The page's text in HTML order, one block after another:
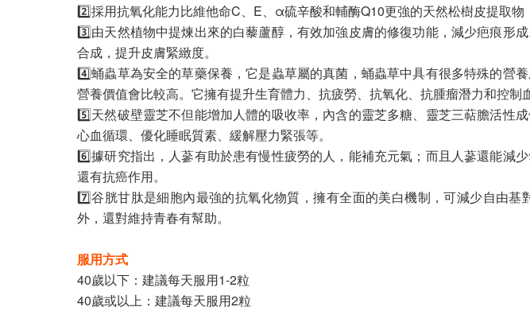
2️⃣採用抗氧化能力比維他命C、E、α硫辛酸和輔酶Q10更強的天然松樹皮提取物
3️⃣由天然植物中提煉出來的白藜蘆醇，有效加強皮膚的修復功能，減少疤痕形
合成，提升皮膚緊緻度。
4️⃣蛹蟲草為安全的草藥保養，它是蟲草屬的真菌，蛹蟲草中具有很多特殊的營
營養價值會比較高。它擁有提升生育體力、抗疲勞、抗氧化、抗腫瘤潛力和控制
5️⃣天然破壁靈芝不但能增加人體的吸收率，內含的靈芝多糖、靈芝三萜膽活性
心血循環、優化睡眠質素、緩解壓力緊張等。
6️⃣據研究指出，人蔘有助於患有慢性疲勞的人，能補充元氣；而且人蔘還能減
還有抗癌作用。
7️⃣谷胱甘肽是細胞內最強的抗氧化物質，擁有全面的美白機制，可減少自由
外，還對維持青春有幫助。
服用方式
40歲以下：建議每天服用1-2粒
40歲或以上：建議每天服用2粒